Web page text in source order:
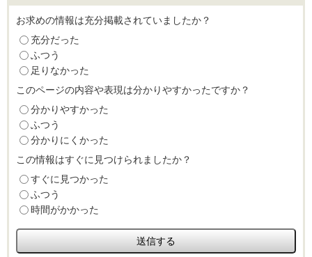
お求めの情報は充分掲載されていましたか？
充分だった
ふつう
足りなかった
このページの内容や表現は分かりやすかったですか？
分かりやすかった
ふつう
分かりにくかった
この情報はすぐに見つけられましたか？
すぐに見つかった
ふつう
時間がかかった